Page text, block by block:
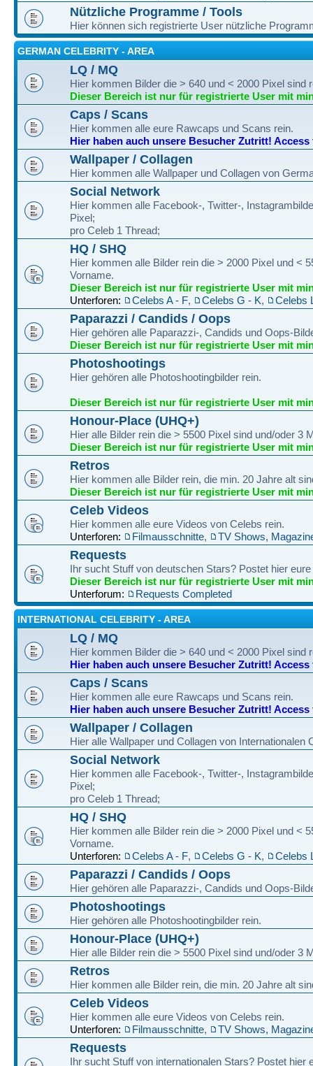
Nützliche Programme / Tools
Hier können sich registrierte User nützliche
GERMAN CELEBRITY - AREA
LQ / MQ
Hier kommen Bilder die > 640 und < 2000 Pixel sind
Dieser Bereich ist nur für registrierte User mit
Caps / Scans
Hier kommen alle eure Rawcaps und Scans rein.
Hier haben auch unsere Besucher Zutritt!
Wallpaper / Collagen
Hier kommen alle Wallpaper und Collagen von
Social Network
Hier kommen alle Facebook-, Twitter-,
Pixel;
pro Celeb 1 Thread;
HQ / SHQ
Hier kommen alle Bilder rein die > 2000 Pixel und <
Vorname.
Dieser Bereich ist nur für registrierte User mit
Unterforen:
Celebs A - F, Celebs G - K, Celebs
Paparazzi / Candids / Oops
Hier gehören alle Paparazzi-, Candids und Oops-
Dieser Bereich ist nur für registrierte User mit
Photoshootings
Hier gehören alle Photoshootingbilder rein.
Dieser Bereich ist nur für registrierte User mit
Honour-Place (UHQ+)
Hier alle Bilder rein die > 5500 Pixel sind und/oder 3
Dieser Bereich ist nur für registrierte User mit
Retros
Hier kommen alle Bilder rein, die min. 20 Jahre alt
Dieser Bereich ist nur für registrierte User mit
Celeb Videos
Hier kommen alle eure Videos von Celebs rein.
Unterforen:
Filmausschnitte, TV Shows,
Requests
Ihr sucht Stuff von deutschen Stars? Postet hier
Dieser Bereich ist nur für registrierte User mit
Unterforum:
Requests Completed
INTERNATIONAL CELEBRITY - AREA
LQ / MQ
Hier kommen Bilder die > 640 und < 2000 Pixel sind
Hier haben auch unsere Besucher Zutritt!
Caps / Scans
Hier kommen alle eure Rawcaps und Scans rein.
Hier haben auch unsere Besucher Zutritt!
Wallpaper / Collagen
Hier alle Wallpaper und Collagen von Internationalen
Social Network
Hier kommen alle Facebook-, Twitter-,
Pixel;
pro Celeb 1 Thread;
HQ / SHQ
Hier kommen alle Bilder rein die > 2000 Pixel und <
Vorname.
Unterforen:
Celebs A - F, Celebs G - K, Celebs
Paparazzi / Candids / Oops
Hier gehören alle Paparazzi-, Candids und Oops-
Photoshootings
Hier gehören alle Photoshootingbilder rein.
Honour-Place (UHQ+)
Hier alle Bilder rein die > 5500 Pixel sind und/oder 3
Retros
Hier kommen alle Bilder rein, die min. 20 Jahre alt
Celeb Videos
Hier kommen alle eure Videos von Celebs rein.
Unterforen:
Filmausschnitte, TV Shows,
Requests
Ihr sucht Stuff von internationalen Stars? Postet hier